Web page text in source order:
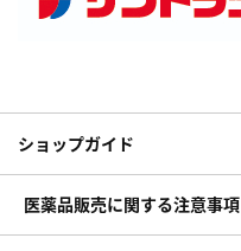
ショップガイド
医薬品販売に関する注意事項